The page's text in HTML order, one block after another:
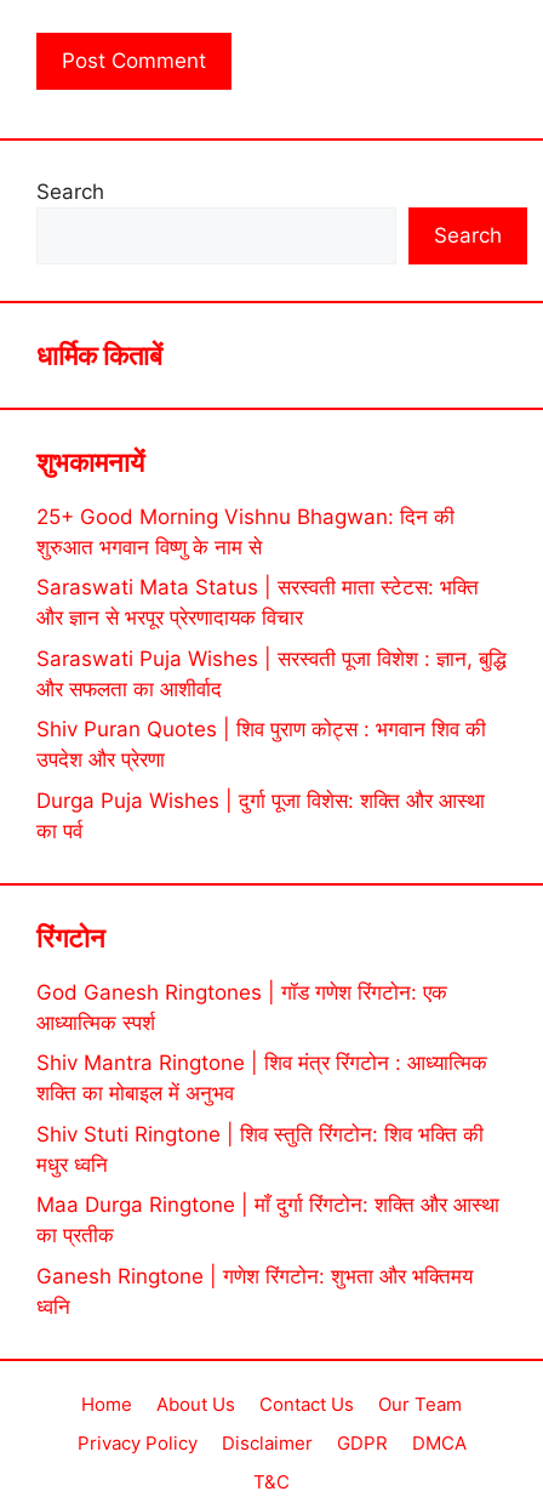
Search
Search
धार्मिक किताबें
शुभकामनायें
25+ Good Morning Vishnu Bhagwan: दिन की
शुरुआत भगवान विष्णु के नाम से
Saraswati Mata Status | सरस्वती माता स्टेटस: भक्ति
और ज्ञान से भरपूर प्रेरणादायक विचार
Saraswati Puja Wishes | सरस्वती पूजा विशेश : ज्ञान, बुद्धि
और सफलता का आशीर्वाद
Shiv Puran Quotes | शिव पुराण कोट्स : भगवान शिव की
उपदेश और प्रेरणा
Durga Puja Wishes | दुर्गा पूजा विशेस: शक्ति और आस्था
का पर्व
रिंगटोन
God Ganesh Ringtones | गॉड गणेश रिंगटोन: एक
आध्यात्मिक स्पर्श
Shiv Mantra Ringtone | शिव मंत्र रिंगटोन : आध्यात्मिक
शक्ति का मोबाइल में अनुभव
Shiv Stuti Ringtone | शिव स्तुति रिंगटोन: शिव भक्ति की
मधुर ध्वनि
Maa Durga Ringtone | माँ दुर्गा रिंगटोन: शक्ति और आस्था
का प्रतीक
Ganesh Ringtone | गणेश रिंगटोन: शुभता और भक्तिमय
ध्वनि
Home About Us Contact Us
Our Team
Privacy Policy
Disclaimer GDPR
DMCA
T&C